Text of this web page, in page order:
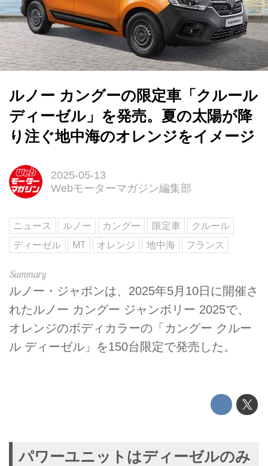
ルノー カングーの限定車「クルール
ディーゼル」を発売。夏の太陽が降
り注ぐ地中海のオレンジをイメージ
2025-05-13
Webモーターマガジン編集部
ニュース ルノー カングー 限定車
クルール
ディーゼル
MT オレンジ 地中海 フランス
ルノー・ジャポンは、2025年5月10日に開催さ
れたルノー カングー ジャンボリー 2025で、
オレンジのボディカラーの「カングー クルー
ル ディーゼル」を150台限定で発売した。
パワーユニットはディーゼルのみ